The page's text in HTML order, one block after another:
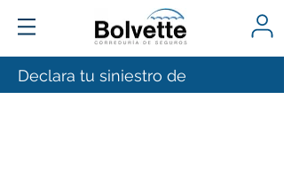
Declara tu siniestro de